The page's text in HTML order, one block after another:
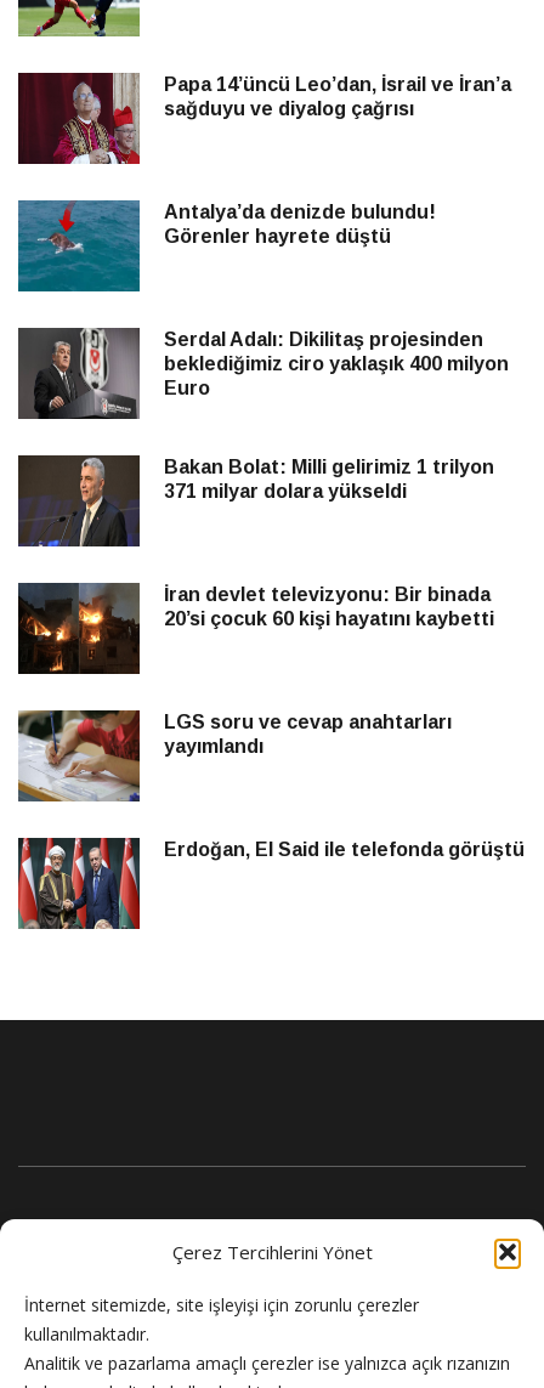
Çerez Tercihlerini Yönet
İnternet sitemizde, site işleyişi için zorunlu çerezler
kullanılmaktadır.
Analitik ve pazarlama amaçlı çerezler ise yalnızca açık rızanızın
Papa 14’üncü Leo’dan, İsrail ve İran’a
sağduyu ve diyalog çağrısı
Antalya’da denizde bulundu!
Görenler hayrete düştü
Serdal Adalı: Dikilitaş projesinden
beklediğimiz ciro yaklaşık 400 milyon
Euro
Bakan Bolat: Milli gelirimiz 1 trilyon
371 milyar dolara yükseldi
İran devlet televizyonu: Bir binada
20’si çocuk 60 kişi hayatını kaybetti
LGS soru ve cevap anahtarları
yayımlandı
Erdoğan, El Said ile telefonda görüştü